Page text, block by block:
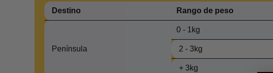
Destino Rango de peso
Península
0 - 1kg
2 - 3kg
+ 3kg